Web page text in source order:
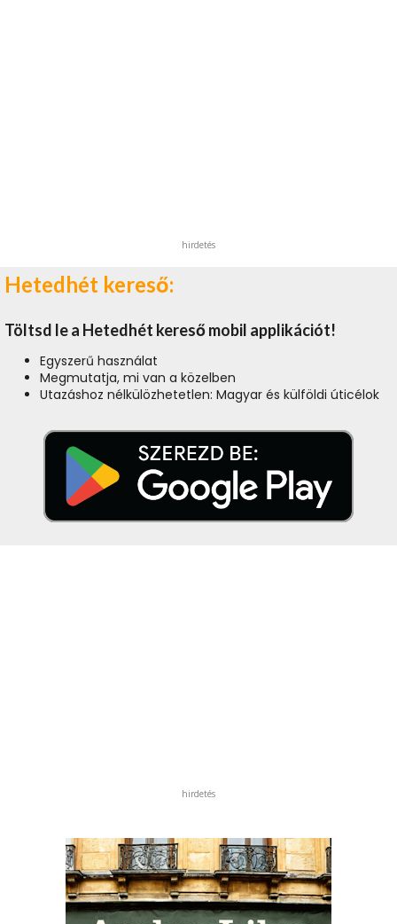
hirdetés
Hetedhét kereső:
Töltsd le a Hetedhét kereső mobil applikációt!
Egyszerű használat
Megmutatja, mi van a közelben
Utazáshoz nélkülözhetetlen: Magyar és külföldi úticélok
hirdetés